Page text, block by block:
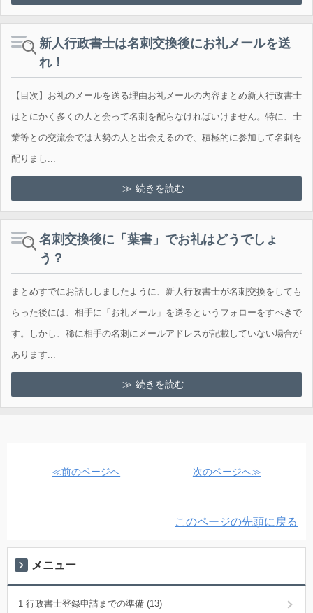
新人行政書士は名刺交換後にお礼メールを送
れ！
【目次】お礼のメールを送る理由お礼メールの内容まとめ新人行政書士
はとにかく多くの人と会って名刺を配らなければいけません。特に、士
業等との交流会では大勢の人と出会えるので、積極的に参加して名刺を
配りまし...
続きを読む
名刺交換後に「葉書」でお礼はどうでしょ
う？
まとめすでにお話ししましたように、新人行政書士が名刺交換をしても
らった後には、相手に「お礼メール」を送るというフォローをすべきで
す。しかし、稀に相手の名刺にメールアドレスが記載していない場合が
あります...
続きを読む
≪前のページへ 次のページへ≫
このページの先頭に戻る
メニュー
1 行政書士登録申請までの準備 (13)